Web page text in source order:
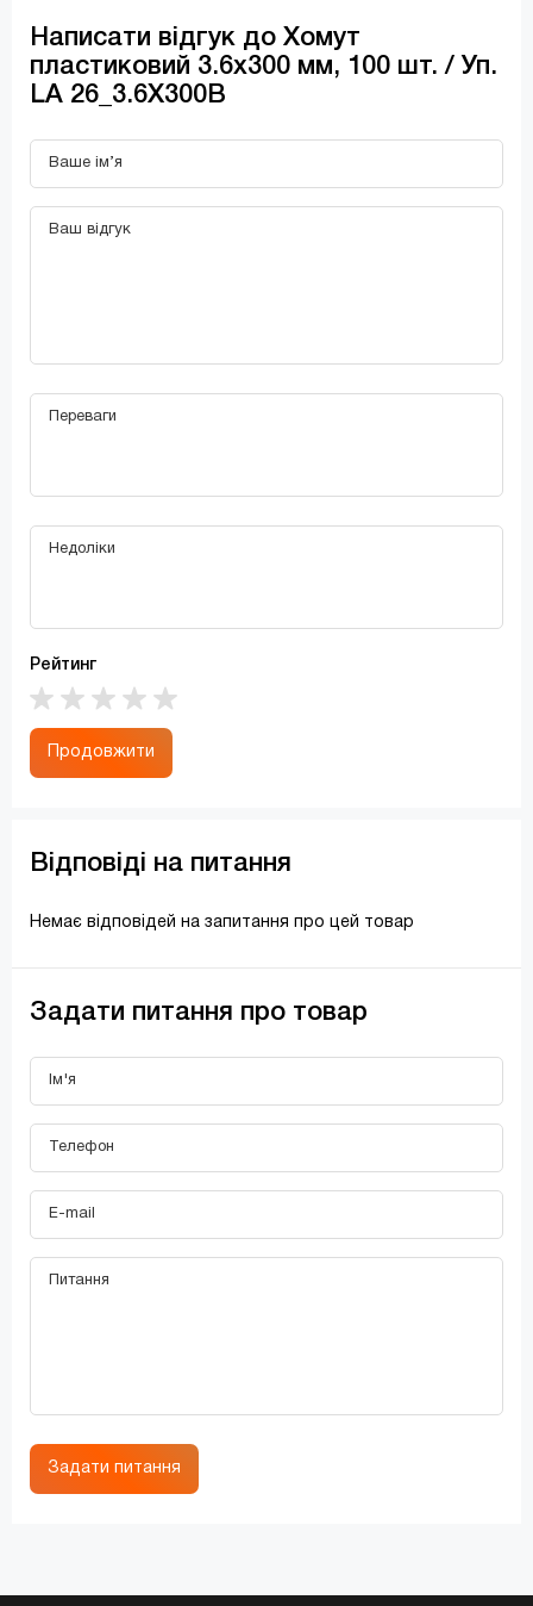
Написати відгук до Хомут
пластиковий 3.6х300 мм, 100 шт. / Уп.
LA 26_3.6X300B
Рейтинг
Продовжити
Відповіді на питання
Немає відповідей на запитання про цей товар
Задати питання про товар
Задати питання